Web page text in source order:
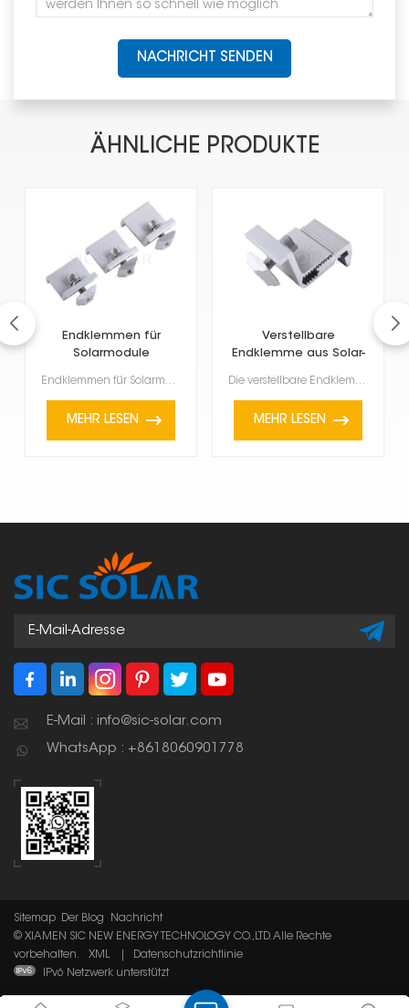
NACHRICHT SENDEN
ÄHNLICHE PRODUKTE
Endklemmen für
Solarmodule
Endklemmen für Solarmodule dienen dazu, Solarmodule am Ende einer Reihe oder eines Rasters auf der M...
MEHR LESEN
Verstellbare
Endklemme aus Solar-
Die verstellbare Endklemme aus Aluminium für Solaranlagen ist ein vielseitiges und hochwertiges Baut...
MEHR LESEN
E-Mail : info@sic-solar.com
WhatsApp : +8618060901778
Sitemap Der Blog
Nachricht
© XIAMEN SIC NEW ENERGY TECHNOLOGY CO.,LTD. Alle Rechte
vorbehalten.
XML
Datenschutzrichtlinie
IPv6 Netzwerk unterstützt